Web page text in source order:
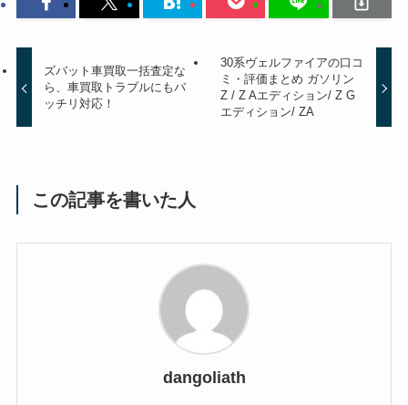
ズバット車買取一括査定な
ら、車買取トラブルにもバ
ッチリ対応！
30系ヴェルファイアの口コ
ミ・評価まとめ ガソリン
Z / Z Aエディション/ Z G
エディション/ ZA
この記事を書いた人
dangoliath